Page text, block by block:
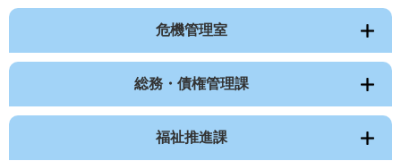
危機管理室
総務・債権管理課
福祉推進課